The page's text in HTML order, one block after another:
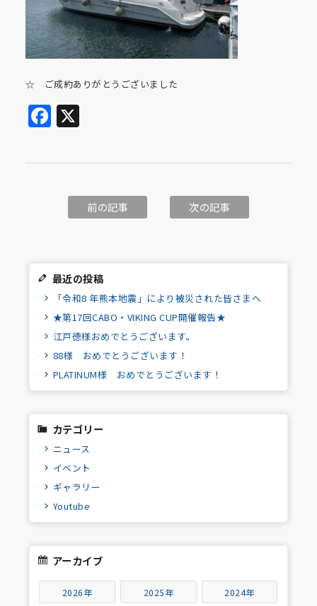
☆ ご成約ありがとうございました
Facebook
X
前の記事 次の記事
最近の投稿
「令和8 年熊本地震」により被災された皆さまへ
★第17回CABO・VIKING CUP開催報告★
江戸徳様おめでとうございます。
88様 おめでとうございます！
PLATINUM様 おめでとうございます！
カテゴリー
ニュース
イベント
ギャラリー
Youtube
アーカイブ
2026年 2025年 2024年